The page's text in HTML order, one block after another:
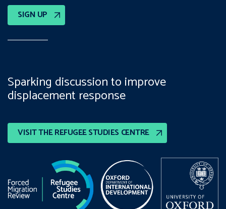
SIGN UP
VISIT THE REFUGEE STUDIES CENTRE
Sparking discussion to improve
displacement response